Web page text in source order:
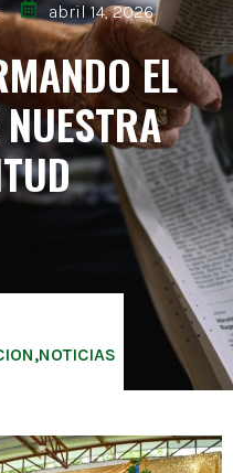
abril 14, 2026
EL
,NOTICIAS